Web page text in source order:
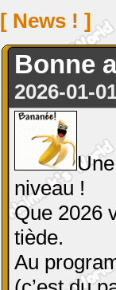
[ News ! ]
Bonne
2026-01-
niveau !
Que 2026
tiède.
Au